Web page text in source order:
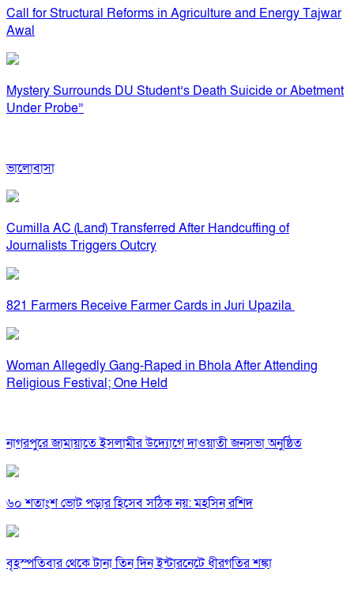
Call for Structural Reforms in Agriculture and Energy Tajwar
Awal
Mystery Surrounds DU Student’s Death Suicide or Abetment
Under Probe”
ভালোবাসা
Cumilla AC (Land) Transferred After Handcuffing of
Journalists Triggers Outcry
821 Farmers Receive Farmer Cards in Juri Upazila
Woman Allegedly Gang-Raped in Bhola After Attending
Religious Festival; One Held
নাগরপুরে জামায়াতে ইসলামীর উদ্যোগে দাওয়াতী জনসভা অনুষ্ঠিত
৬০ শতাংশ ভোট পড়ার হিসেব সঠিক নয়: মহসিন রশিদ
বৃহস্পতিবার থেকে টানা তিন দিন ইন্টারনেটে ধীরগতির শঙ্কা